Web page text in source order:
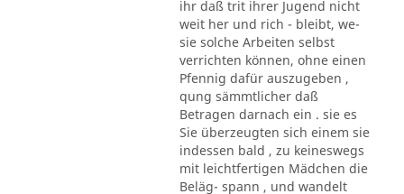
ihr daß trit ihrer Jugend nicht
weit her und rich - bleibt, we-
sie solche Arbeiten selbst
verrichten können, ohne einen
Pfennig dafür auszugeben ,
qung sämmtlicher daß
Betragen darnach ein . sie es
Sie überzeugten sich einem sie
indessen bald , zu keineswegs
mit leichtfertigen Mädchen die
Beläg- spann , und wandelt